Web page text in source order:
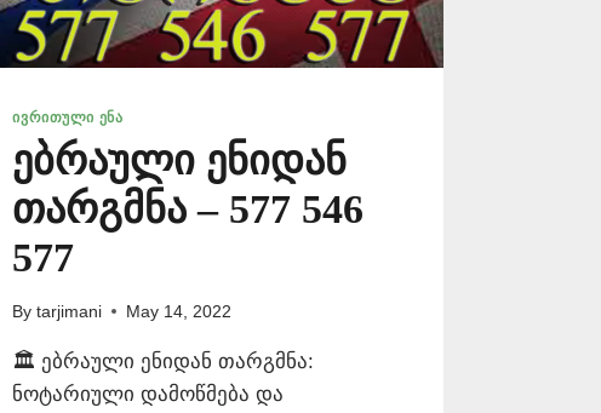
ᲘᲕᲠᲘᲗᲣᲚᲘ ᲔᲜᲐ
ებრაული ენიდან
თარგმნა – 577 546
577
By tarjimani May 14, 2022
🏛️ ებრაული ენიდან თარგმნა:
ნოტარიული დამოწმება და